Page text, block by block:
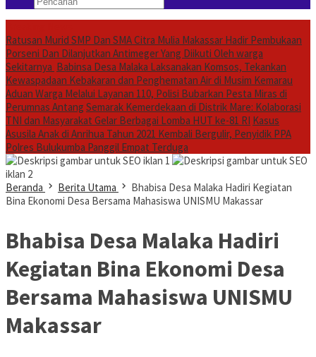
Ratusan Murid SMP Dan SMA Citra Mulia Makassar Hadir Pembukaan
Porseni Dan Dilanjutkan Antimeger Yang Diikuti Oleh warga
Sekitarnya Babinsa Desa Malaka Laksanakan Komsos, Tekankan
Kewaspadaan Kebakaran dan Penghematan Air di Musim Kemarau
Aduan Warga Melalui Layanan 110, Polisi Bubarkan Pesta Miras di
Perumnas Antang Semarak Kemerdekaan di Distrik Mare: Kolaborasi
TNI dan Masyarakat Gelar Berbagai Lomba HUT ke-81 RI Kasus
Asusila Anak di Anrihua Tahun 2021 Kembali Bergulir, Penyidik PPA
Polres Bulukumba Panggil Empat Terduga
iklan 1
iklan 2
Beranda
Berita Utama
Bhabisa Desa Malaka Hadiri Kegiatan
Bina Ekonomi Desa Bersama Mahasiswa UNISMU Makassar
Bhabisa Desa Malaka Hadiri
Kegiatan Bina Ekonomi Desa
Bersama Mahasiswa UNISMU
Makassar